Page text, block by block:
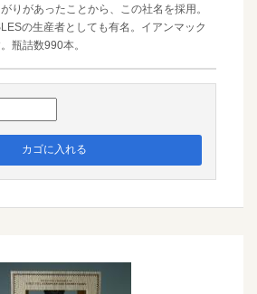
りがあったことから、この社名を採用。
の生産者としても有名。イアンマック
瓶詰数990本。